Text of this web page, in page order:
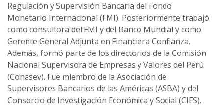
Regulación y Supervisión Bancaria del Fondo
Monetario Internacional (FMI). Posteriormente trabajó
como consultora del FMI y del Banco Mundial y como
Gerente General Adjunta en Financiera Confianza.
Además, formó parte de los directorios de la Comisión
Nacional Supervisora de Empresas y Valores del Perú
(Conasev). Fue miembro de la Asociación de
Supervisores Bancarios de las Américas (ASBA) y del
Consorcio de Investigación Económica y Social (CIES).